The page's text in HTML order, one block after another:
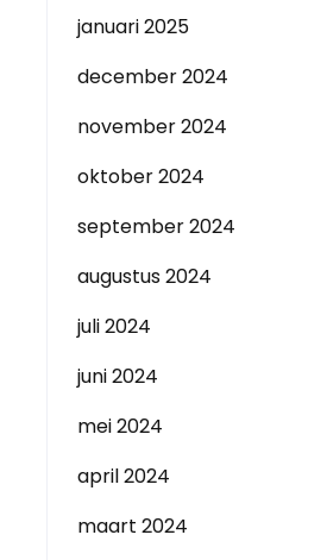
januari 2025
december 2024
november 2024
oktober 2024
september 2024
augustus 2024
juli 2024
juni 2024
mei 2024
april 2024
maart 2024